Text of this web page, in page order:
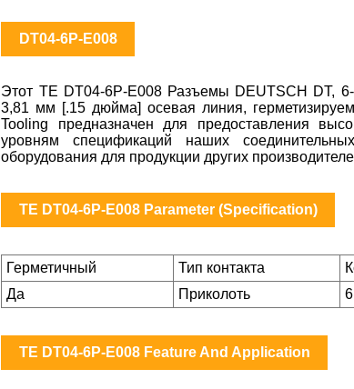
DT04-6P-E008
Этот TE DT04-6P-E008 Разъемы DEUTSCH DT,
3,81 мм [.15 дюйма] осевая линия,
Tooling предназначен для предоставления
уровням спецификаций наших
оборудования для продукции других
TE DT04-6P-E008 Parameter (Specification)
Герметичный Тип контакта
Да
Приколоть 6
TE DT04-6P-E008 Feature And Application